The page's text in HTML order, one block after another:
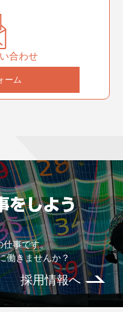
合わせ
ーム
仕事です。
働きませんか？
採用情報へ